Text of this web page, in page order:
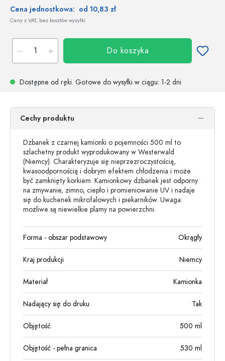
Cena jednostkowa: od 10,83 zł
Ceny z VAT, bez kosztów wysyłki
Do koszyka
Dostępne od ręki. Gotowe do wysyłki w ciągu: 1-2 dni
Cechy produktu
Dzbanek z czarnej kamionki o pojemności 500 ml to
szlachetny produkt wyprodukowany w Westerwald
(Niemcy). Charakteryzuje się nieprzezroczystością,
kwasoodpornością i dobrym efektem chłodzenia i może
być zamknięty korkiem. Kamionkowy dzbanek jest odporny
na zmywanie, zimno, ciepło i promieniowanie UV i nadaje
się do kuchenek mikrofalowych i piekarników. Uwaga:
możliwe są niewielkie plamy na powierzchni.
Forma - obszar podstawowy Okrągły
Kraj produkcji Niemcy
Materiał Kamionka
Nadający się do druku Tak
Objętość 500 ml
Objętość - pełna granica 530 ml